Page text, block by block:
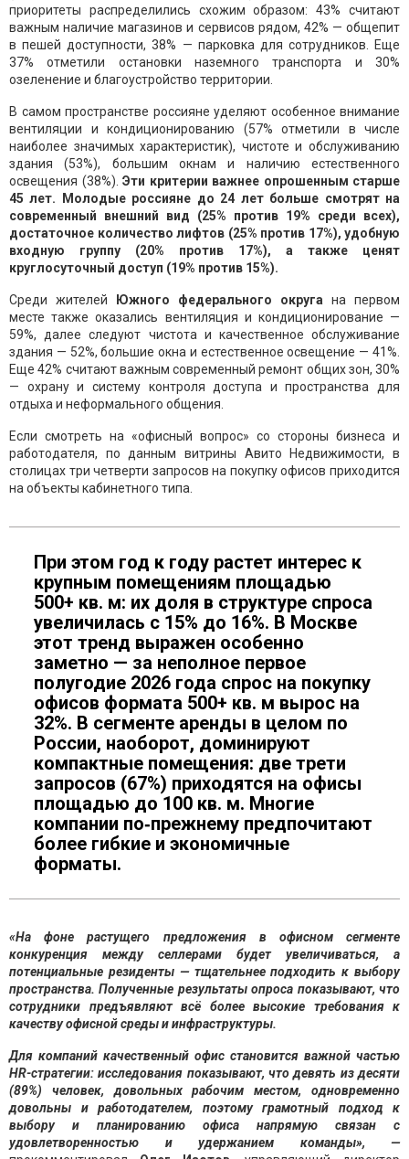
приоритеты распределились схожим образом: 43% считают
важным наличие магазинов и сервисов рядом, 42% — общепит
в пешей доступности, 38% — парковка для сотрудников. Еще
37% отметили остановки наземного транспорта и 30%
озеленение и благоустройство территории.
В самом пространстве россияне уделяют особенное внимание
вентиляции и кондиционированию (57% отметили в числе
наиболее значимых характеристик), чистоте и обслуживанию
здания (53%), большим окнам и наличию естественного
освещения (38%). Эти критерии важнее опрошенным старше
45 лет. Молодые россияне до 24 лет больше смотрят на
современный внешний вид (25% против 19% среди всех),
достаточное количество лифтов (25% против 17%), удобную
входную группу (20% против 17%), а также ценят
круглосуточный доступ (19% против 15%).
Среди жителей Южного федерального округа на первом
месте также оказались вентиляция и кондиционирование —
59%, далее следуют чистота и качественное обслуживание
здания — 52%, большие окна и естественное освещение — 41%.
Еще 42% считают важным современный ремонт общих зон, 30%
— охрану и систему контроля доступа и пространства для
отдыха и неформального общения.
Если смотреть на «офисный вопрос» со стороны бизнеса и
работодателя, по данным витрины Авито Недвижимости, в
столицах три четверти запросов на покупку офисов приходится
на объекты кабинетного типа.
При этом год к году растет интерес к
крупным помещениям площадью
500+ кв. м: их доля в структуре спроса
увеличилась с 15% до 16%. В Москве
этот тренд выражен особенно
заметно — за неполное первое
полугодие 2026 года спрос на покупку
офисов формата 500+ кв. м вырос на
32%. В сегменте аренды в целом по
России, наоборот, доминируют
компактные помещения: две трети
запросов (67%) приходятся на офисы
площадью до 100 кв. м. Многие
компании по‑прежнему предпочитают
более гибкие и экономичные
форматы.
«На фоне растущего предложения в офисном сегменте
конкуренция между селлерами будет увеличиваться, а
потенциальные резиденты — тщательнееподходить к выбору
пространства. Полученные результаты опроса показывают, что
сотрудники предъявляют всё более высокие требования к
качеству офисной среды и инфраструктуры.
Для компаний качественный офис становится важной частью
HR-стратегии: исследования показывают, что девять из десяти
(89%) человек, довольных рабочим местом, одновременно
довольны и работодателем, поэтому грамотный подход к
выбору и планированию офиса напрямую связан с
удовлетворенностью и удержанием команды», —